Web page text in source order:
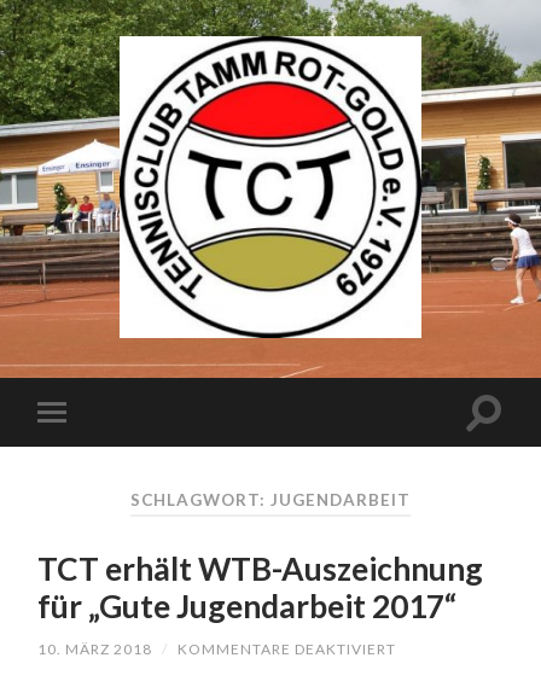
SCHLAGWORT: JUGENDARBEIT
TCT erhält WTB-Auszeichnung
für „Gute Jugendarbeit 2017“
10. MÄRZ 2018 / KOMMENTARE DEAKTIVIERT